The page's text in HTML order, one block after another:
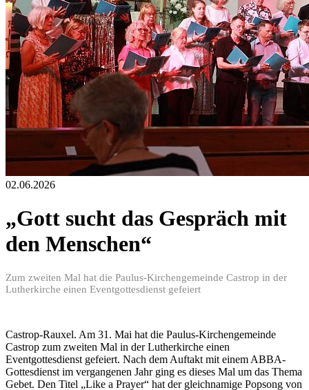
02.06.2026
„Gott sucht das Gespräch mit
den Menschen“
Zum zweiten Mal hat die Paulus-Kirchengemeinde Castrop in der
Lutherkirche einen Eventgottesdienst gefeiert
Castrop-Rauxel. Am 31. Mai hat die Paulus-Kirchengemeinde
Castrop zum zweiten Mal in der Lutherkirche einen
Eventgottesdienst gefeiert. Nach dem Auftakt mit einem ABBA-
Gottesdienst im vergangenen Jahr ging es dieses Mal um das Thema
Gebet. Den Titel „Like a Prayer“ hat der gleichnamige Popsong von